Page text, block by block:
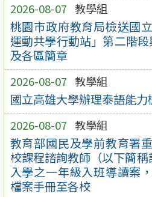
2026-08-07 教學組
桃園市政府教育局檢送國
運動共學行動站」第二階
及各區簡章
2026-08-07 教學組
國立高雄大學辦理泰語能力
2026-08-07 教學組
教育部國民及學前教育署
校課程諮詢教師（以下簡
入學之一年級入班導讀案
檔案手冊至各校